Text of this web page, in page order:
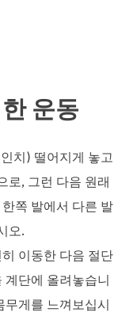
운동
치) 떨어지게 놓고
로, 그런 다음 원래
쪽 발에서 다른 발
오.
이동한 다음 절단
계단에 올려놓습니
무게를 느껴보십시